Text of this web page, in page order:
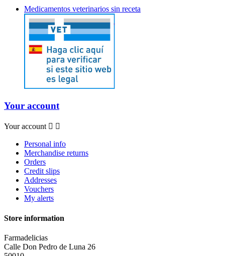
Medicamentos veterinarios sin receta
Your account
Your account  
Personal info
Merchandise returns
Orders
Credit slips
Addresses
Vouchers
My alerts
Store information
Farmadelicias
Calle Don Pedro de Luna 26